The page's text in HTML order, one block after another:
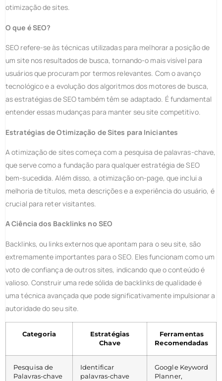
otimização de sites.
O que é SEO?
SEO refere-se às técnicas utilizadas para melhorar a posição de
um site nos resultados de busca, tornando-o mais visível para
usuários que procuram por termos relevantes. Com o avanço
tecnológico e a evolução dos algoritmos dos motores de busca,
as estratégias de SEO também têm se adaptado. É fundamental
entender essas mudanças para manter seu site competitivo.
Estratégias de Otimização de Sites para Iniciantes
A otimização de sites começa com a pesquisa de palavras-chave,
que serve como a fundação para qualquer estratégia de SEO
bem-sucedida. Além disso, a otimização on-page, que inclui a
melhoria de títulos, meta descrições e a experiência do usuário, é
crucial para reter visitantes.
A Ciência dos Backlinks no SEO
Backlinks, ou links externos que apontam para o seu site, são
extremamente importantes para o SEO. Eles funcionam como um
voto de confiança de outros sites, indicando que o conteúdo é
valioso. Construir uma rede sólida de backlinks de qualidade é
uma técnica avançada que pode significativamente impulsionar a
autoridade do seu site.
Categoria
Estratégias
Chave
Ferramentas
Recomendadas
Pesquisa de
Palavras-chave
Identificar
palavras-chave
Google Keyword
Planner,